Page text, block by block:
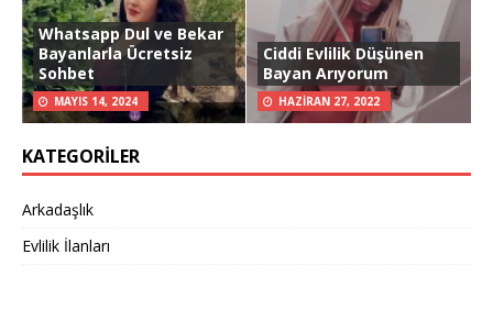
Whatsapp Dul ve Bekar
Bayanlarla Ücretsiz
Sohbet
MAYIS 14, 2024
Ciddi Evlilik Düşünen
Bayan Arıyorum
HAZIRAN 27, 2022
KATEGORILER
Arkadaşlık
Evlilik İlanları